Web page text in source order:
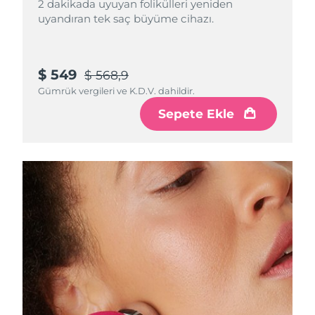
2 dakikada uyuyan folikülleri yeniden
uyandıran tek saç büyüme cihazı.
$ 549 $ 568,9
Gümrük vergileri ve K.D.V. dahildir.
Sepete Ekle
Güney Afrika Tahmini teslim tarihi8/20/26
Tahmini teslim tarihi8/14/26
İspanya Tahmini teslim tarihi8/12/26
Tahmini teslim tarihi8/12/26
İsviçre Tahmini teslim tarihi 8/12/26
Tayvan Tahmini teslim tarihi8/17/26
Tayland Tahmini teslim tarihi 8/16/26